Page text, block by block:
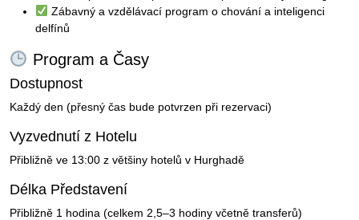
Zábavný a vzdělávací program o chování a inteligenci
delfínů
Program a Časy
Dostupnost
Každý den (přesný čas bude potvrzen při rezervaci)
Vyzvednutí z Hotelu
Přibližně ve 13:00 z většiny hotelů v Hurghadě
Délka Představení
Přibližně 1 hodina (celkem 2,5–3 hodiny včetně transferů)